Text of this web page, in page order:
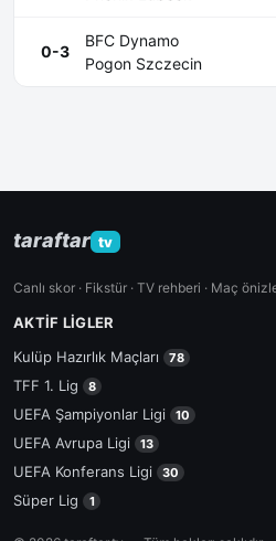
0-3
BFC Dynamo
Pogon Szczecin
taraftar tv
Canlı skor · Fikstür · TV rehberi · Maç
AKTIF LIGLER
Kulüp Hazırlık Maçları
78
TFF 1. Lig 8
UEFA Şampiyonlar Ligi 10
UEFA Avrupa Ligi 13
UEFA Konferans Ligi 30
Süper Lig 1